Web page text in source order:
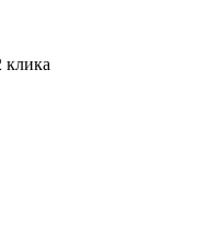
клика